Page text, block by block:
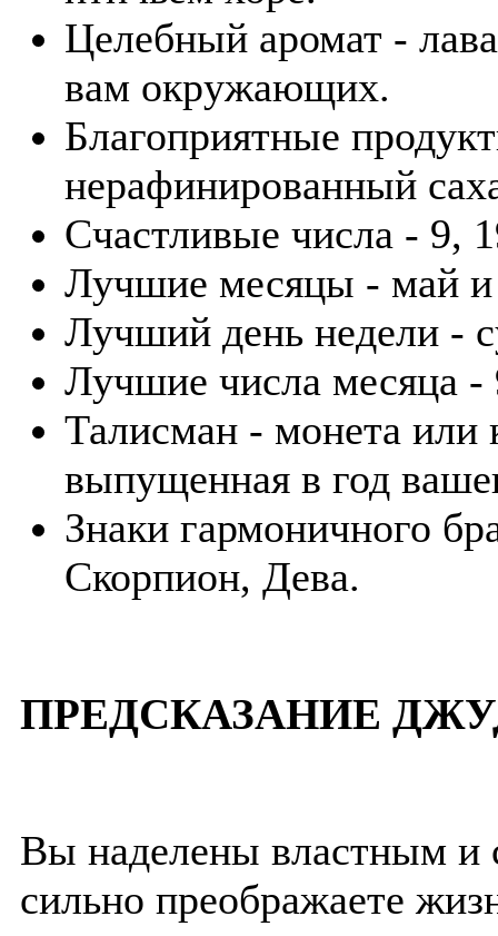
Целебный аромат -
вам окружающих.
Благоприятные
нерафинированный
Счастливые числа - 9,
Лучшие месяцы - май
Лучший день недели -
Лучшие числа месяца -
Талисман - монета или
выпущенная в год
Знаки гармоничного
Скорпион, Дева.
ПРЕДСКАЗАНИЕ
Вы наделены властным и
сильно преображаете